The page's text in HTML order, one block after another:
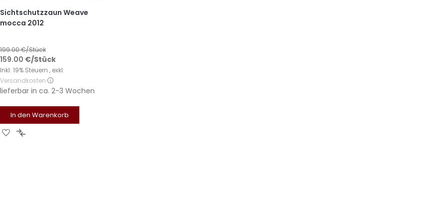
Sichtschutzzaun Weave
mocca 2012
199.00€/Stück
159.00 €/Stück
Inkl. 19% Steuern , exkl.
Versandkosten
lieferbar in ca. 2-3 Wochen
In den Warenkorb
Zur Zur